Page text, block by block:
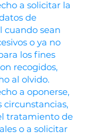
a solicitar la
de
cuando sean
o ya no
los fines
recogidos,
al olvido.
a oponerse,
tratamiento de
o a solicitar